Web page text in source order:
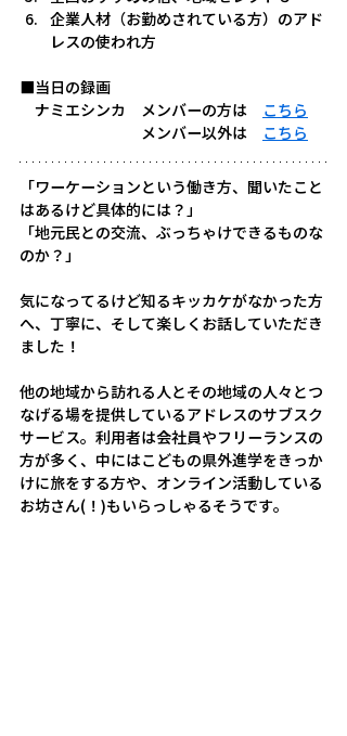
企業人材（お勤めされている方）のアド
レスの使われ方
■当日の録画
ナミエシンカ　メンバーの方は
こちら
メンバー以外は
こちら
「ワーケーションという働き方、聞いたこと
はあるけど具体的には？」
「地元民との交流、ぶっちゃけできるものな
のか？」
気になってるけど知るキッカケがなかった方
へ、丁寧に、そして楽しくお話していただき
ました！
他の地域から訪れる人とその地域の人々とつ
なげる場を提供しているアドレスのサブスク
サービス。利用者は会社員やフリーランスの
方が多く、中にはこどもの県外進学をきっか
けに旅をする方や、オンライン活動している
お坊さん(！)もいらっしゃるそうです。